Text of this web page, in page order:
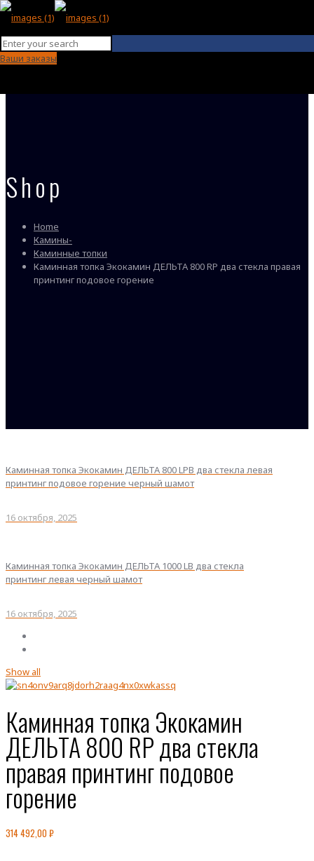
Ваши заказы
Shop
Home
Камины-
Каминные топки
Каминная топка Экокамин ДЕЛЬТА 800 RP два стекла правая
принтинг подовое горение
Каминная топка Экокамин ДЕЛЬТА 800 LPB два стекла левая
принтинг подовое горение черный шамот
16 октября, 2025
Каминная топка Экокамин ДЕЛЬТА 1000 LB два стекла
принтинг левая черный шамот
16 октября, 2025
Show all
Каминная топка Экокамин
ДЕЛЬТА 800 RP два стекла
правая принтинг подовое
горение
314 492,00 ₽